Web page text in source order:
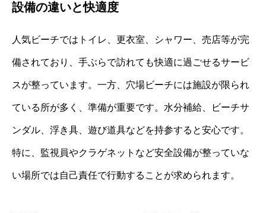
設備の違いと快適度
人気ビーチではトイレ、更衣室、シャワー、売店等が完
備されており、手ぶらで訪れても快適に過ごせるサービ
スが整っています。一方、穴場ビーチには施設が限られ
ている所が多く、準備が重要です。水分補給、ビーチサ
ンダル、浮き具、遊び道具などを持参すると安心です。
特に、監視員やクラゲネットなど安全設備が整っていな
い場所では自己責任で行動することが求められます。